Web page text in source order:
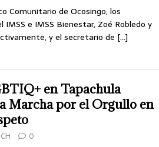
Comunitario de Ocosingo, los
e IMSS Bienestar, Zoé Robledo y
y el secretario de […]
en Tapachula
Marcha por el Orgullo en
0